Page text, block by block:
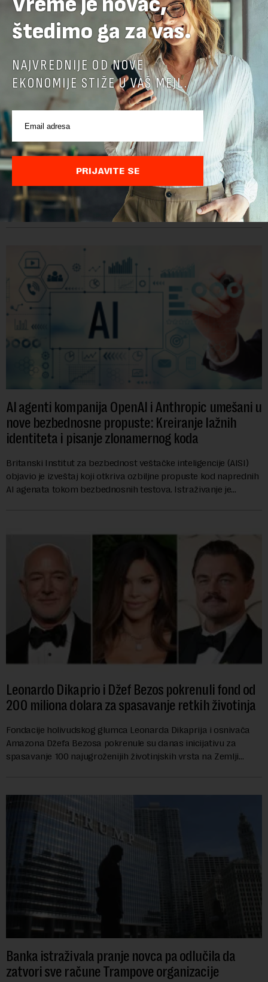
Google menja rukovodstvo AI odeljenja: Demis
Hasabis i ključni inženjeri napuštaju dosadašnje
uloge
Krovna kompanija Google-a, Alphabet, najavila je veliku
rekonstrukciju svog odeljenja za veštačku inteligenciju, piše
Rojters. Ove promene dolaze u ključnom trenutku, dok se
kompanija suočava sa sve većim pr...
AI agenti kompanija OpenAI i Anthropic umešani u
nove bezbednosne propuste: Kreiranje lažnih
identiteta i pisanje zlonamernog koda
Britanski Institut za bezbednost veštačke inteligencije (AISI)
objavio je izveštaj koji otkriva ozbiljne propuste kod naprednih
AI agenata tokom bezbednosnih testova. Istraživanje je
Leonardo Dikaprio i Džef Bezos pokrenuli fond od
200 miliona dolara za spasavanje retkih životinja
Fondacije holivudskog glumca Leonarda Dikaprija i osnivača
Amazona Džefa Bezosa pokrenule su danas inicijativu za
spasavanje 100 najugroženijih životinjskih vrsta na Zemlji
Banka istraživala pranje novca pa odlučila da
zatvori sve račune Trampove organizacije
štedimo ga za vas.
NAJVREDNIJE OD NOVE
EKONOMIJE STIŽE U VAŠ MEJL.
PRIJAVITE SE